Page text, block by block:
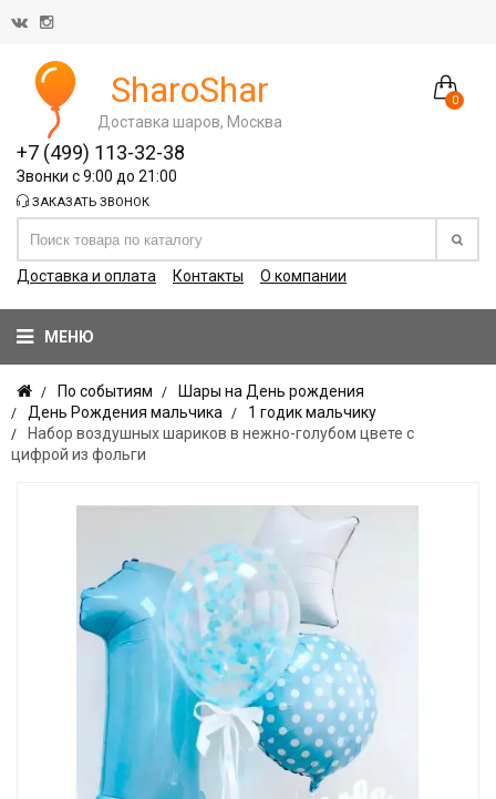
0
SharoShar
Доставка шаров, Москва
+7 (499) 113-32-38
Звонки с 9:00 до 21:00
ЗАКАЗАТЬ ЗВОНОК
Доставка и оплата Контакты О компании
МЕНЮ
По событиям
Шары на День рождения
День Рождения мальчика
1 годик мальчику
Набор воздушных шариков в нежно-голубом цвете с
цифрой из фольги